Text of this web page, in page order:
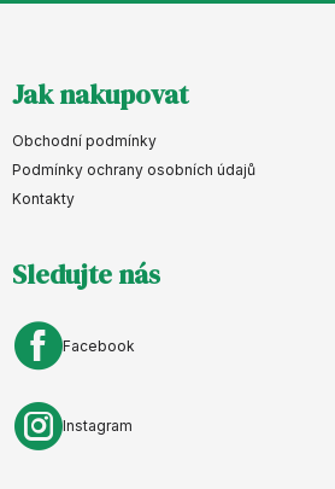
á
p
a
Jak nakupovat
Obchodní podmínky
Podmínky ochrany osobních údajů
Kontakty
Sledujte nás
Facebook
Instagram